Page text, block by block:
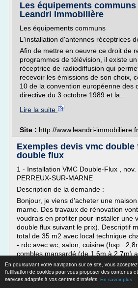
En poursuivant votre navigation sur ce site, vous acceptez
l'utilisation de cookies pour vous proposer des contenus et
services adaptés à vos centres d'intérêts. En savoir plus
Les équipements
Leandri Immobilière
Les équipements communs
L'installation d'antennes réceptrices
Afin de mettre en oeuvre ce droit de
programmes de télévision, il existe
réceptrice de radiodiffusion qui
recevoir les émissions de son choix,
10 de la convention européenne des
directive du 3 octobre 1989 et la...
Lire la suite
Site : http://www.leandri-immobiliere.fr
Exemples devis vmc
double flux
1 - Installation VMC Double-Flux ,
PERREUX-SUR-MARNE
Description de la demande :
Bonjour, je viens d'acheter une
marne. Des travaux de rénovation
voudrais en profiter pour installer une
double flux suivant le prix). Descriptif
total de 35 m2 avec local technique
- rdc avec wc, salon, cuisine (hsp :
combles mansardé (de 1,6m à 2,7m)
sbd. - existant : extraction chaudière
Lire la suite